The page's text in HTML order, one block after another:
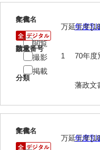
79太政官日
80詩歌文
*1朝廷
8
文書名
年度別
請求番号
70年度
分類
藩政文
年代
万延元年
数量
1
閲覧
撮影
掲載
9
文書名
年度別
年代
万延元年